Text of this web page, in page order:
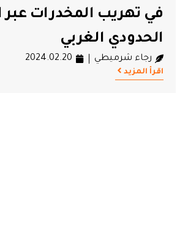
في تهريب المخدرات
الحدودي الغربي
رجاء شرميطي 2024.02.20
اقرأ المزيد